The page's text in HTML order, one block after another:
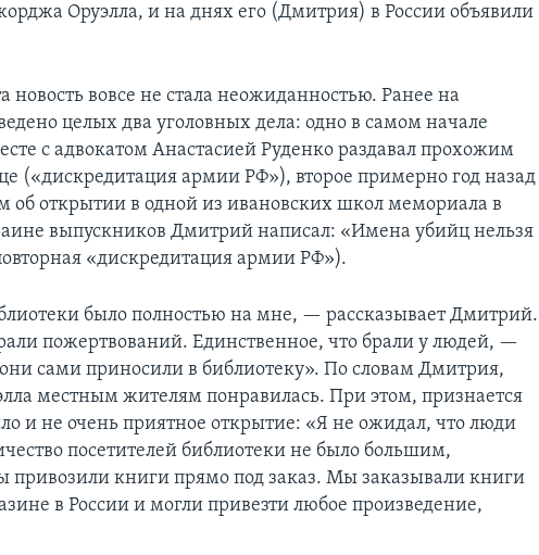
Оруэлла, и на днях его (Дмитрия) в России объявили
новость вовсе не стала неожиданностью. Ранее на
целых два уголовных дела: одно в самом начале
с адвокатом Анастасией Руденко раздавал прохожим
(«дискредитация армии РФ»), второе примерно год назад
об открытии в одной из ивановских школ мемориала в
выпускников Дмитрий написал: «Имена убийц нельзя
«дискредитация армии РФ»).
было полностью на мне, — рассказывает Дмитрий.
пожертвований. Единственное, что брали у людей, —
сами приносили в библиотеку». По словам Дмитрия,
местным жителям понравилась. При этом, признается
и не очень приятное открытие: «Я не ожидал, что люди
посетителей библиотеки не было большим,
привозили книги прямо под заказ. Мы заказывали книги
в России и могли привезти любое произведение,